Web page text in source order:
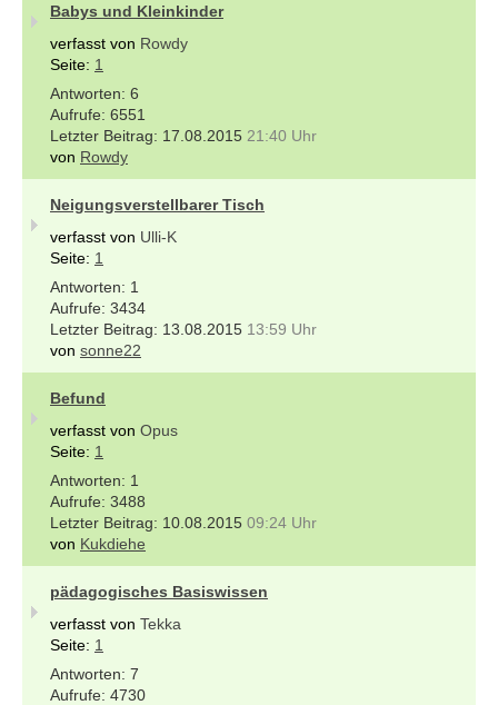
Babys und Kleinkinder
verfasst von Rowdy
Seite: 1
6
6551
17.08.2015 21:40 Uhr
von Rowdy
Neigungsverstellbarer Tisch
verfasst von Ulli-K
Seite: 1
1
3434
13.08.2015 13:59 Uhr
von sonne22
Befund
verfasst von Opus
Seite: 1
1
3488
10.08.2015 09:24 Uhr
von Kukdiehe
pädagogisches Basiswissen
verfasst von Tekka
Seite: 1
7
4730